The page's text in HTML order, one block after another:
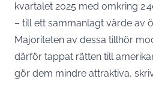
kvartalet 2025 med omkring 2
– till ett sammanlagt värde av
Majoriteten av dessa tillhör
därför tappat rätten till
gör dem mindre attraktiva,